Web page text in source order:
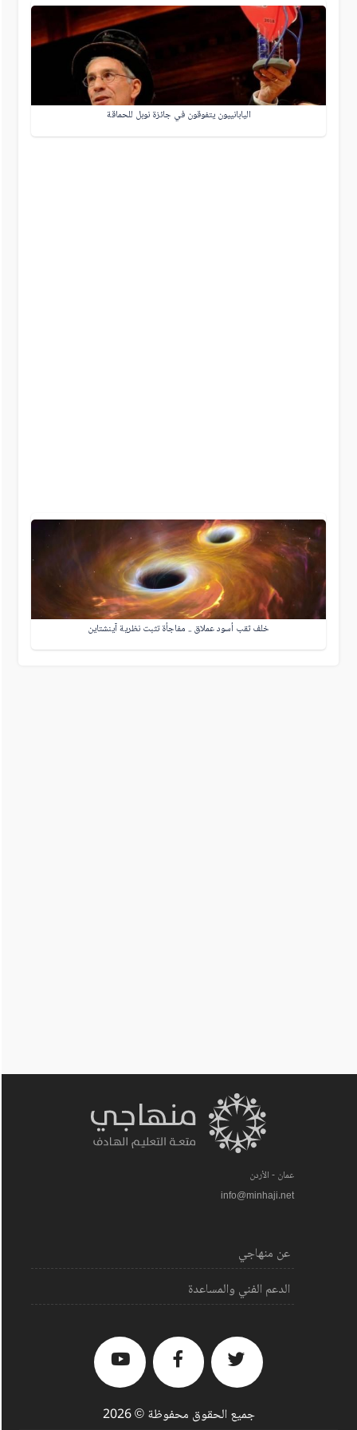
اليابانييون يتفوقون في جائزة نوبل للحماقة
خلف ثقب أسود عملاق .. مفاجأة تثبت نظرية آينشتاين
عمان - الأردن
info@minhaji.net
عن منهاجي
الدعم الفني والمساعدة
جميع الحقوق محفوظة © 2026